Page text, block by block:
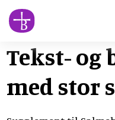
Skip
to
content
Tekst- og
med stor